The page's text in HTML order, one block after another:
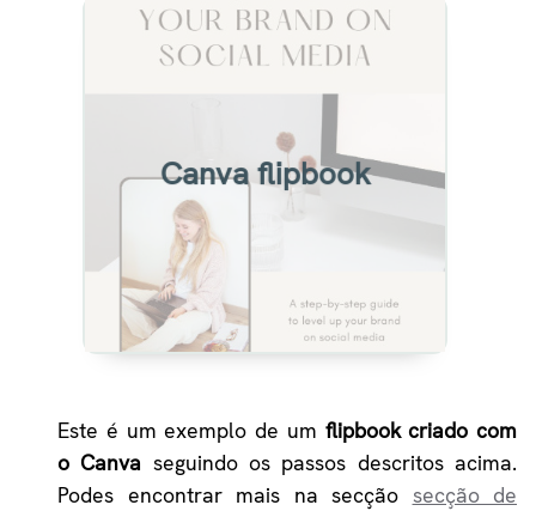
Canva flipbook
from a Canva design with
Heyzine
Este é um exemplo de um flipbook criado com
o Canva seguindo os passos descritos acima.
Podes encontrar mais na secção secção de